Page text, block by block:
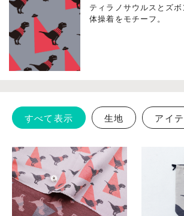
ティラノサウルスとズ
体操着をモチーフ。
すべて表示 生地 アイ